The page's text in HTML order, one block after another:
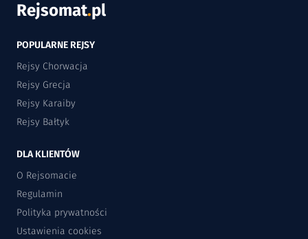
Rejsomat.pl
POPULARNE REJSY
Rejsy Chorwacja
Rejsy Grecja
Rejsy Karaiby
Rejsy Bałtyk
DLA KLIENTÓW
O Rejsomacie
Regulamin
Polityka prywatności
Ustawienia cookies